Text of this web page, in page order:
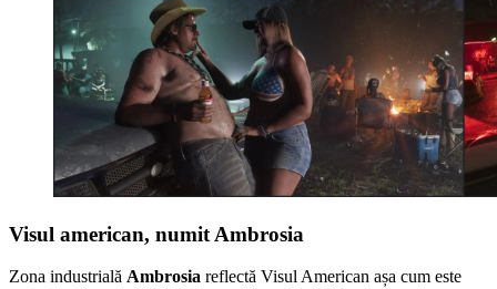
Visul american, numit Ambrosia
Zona industrială Ambrosia reflectă Visul American așa cum este